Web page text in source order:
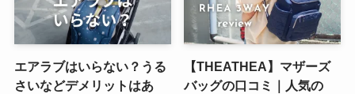
エアラブはいらない？うる
さいなどデメリットはあ
【THEATHEA】マザーズ
バッグの口コミ｜人気の